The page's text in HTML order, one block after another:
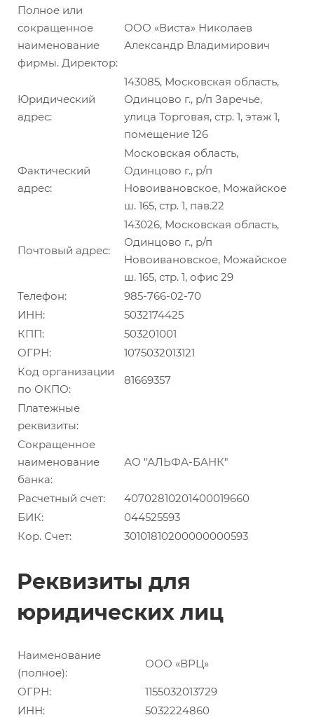
Полное или
сокращенное
наименование
фирмы. Директор:
ООО «Виста» Николаев
Александр Владимирович
Юридический
адрес:
143085, Московская область,
Одинцово г., р/п Заречье,
улица Торговая, стр. 1, этаж 1,
помещение 126
Фактический
адрес:
Московская область,
Одинцово г., р/п
Новоивановское, Можайское
ш. 165, стр. 1, пав.22
Почтовый адрес:
143026, Московская область,
Одинцово г., р/п
Новоивановское, Можайское
ш. 165, стр. 1, офис 29
Телефон:
985-766-02-70
ИНН:
5032174425
КПП:
503201001
ОГРН:
1075032013121
Код организации
по ОКПО:
81669357
Платежные
реквизиты:
Сокращенное
наименование
банка:
АО "АЛЬФА-БАНК"
Расчетный счет:
40702810201400019660
БИК:
044525593
Кор. Счет:
30101810200000000593
Реквизиты для
юридических лиц
Наименование
(полное):
ООО «ВРЦ»
ОГРН:
1155032013729
ИНН:
5032224860